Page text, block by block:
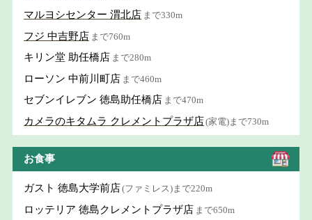
マルヨシセンター 渭北店 まで330m
フジ 中吉野店 まで760m
キリン堂 助任橋店 まで280m
ローソン 中前川町店 まで460m
セブンイレブン 徳島助任橋店 まで470m
カメラのキタムラ クレメントプラザ店(家電)まで730m
お食事
ガスト 徳島大学前店(ファミレス)まで220m
ロッテリア 徳島クレメントプラザ店 まで650m